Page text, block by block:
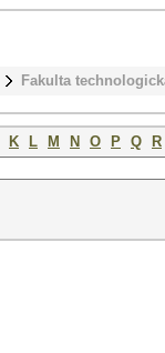
Fakulta
K L M N O P Q
R